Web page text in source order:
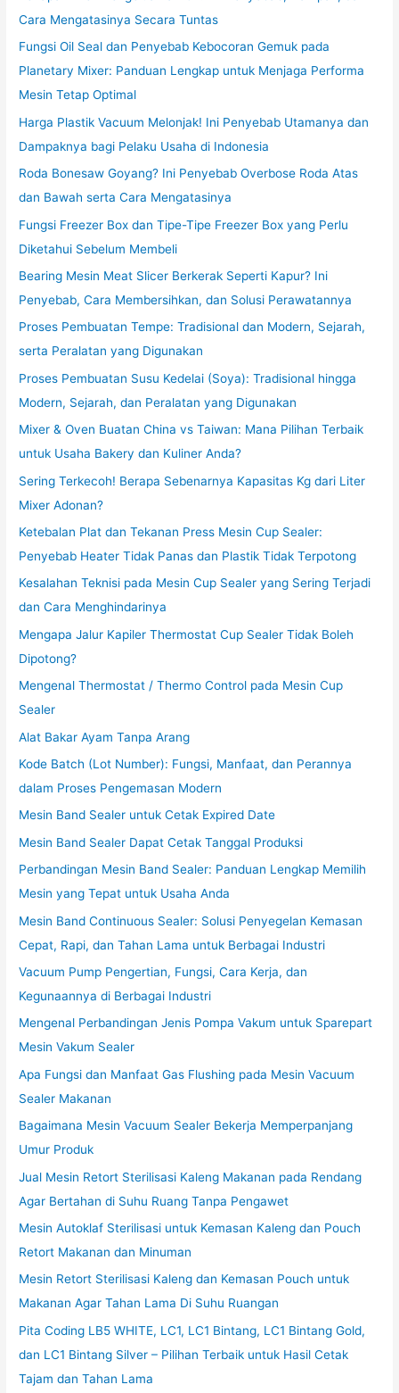
Cara Mengatasinya Secara Tuntas
Fungsi Oil Seal dan Penyebab Kebocoran Gemuk pada
Planetary Mixer: Panduan Lengkap untuk Menjaga Performa
Mesin Tetap Optimal
Harga Plastik Vacuum Melonjak! Ini Penyebab Utamanya dan
Dampaknya bagi Pelaku Usaha di Indonesia
Roda Bonesaw Goyang? Ini Penyebab Overbose Roda Atas
dan Bawah serta Cara Mengatasinya
Fungsi Freezer Box dan Tipe-Tipe Freezer Box yang Perlu
Diketahui Sebelum Membeli
Bearing Mesin Meat Slicer Berkerak Seperti Kapur? Ini
Penyebab, Cara Membersihkan, dan Solusi Perawatannya
Proses Pembuatan Tempe: Tradisional dan Modern, Sejarah,
serta Peralatan yang Digunakan
Proses Pembuatan Susu Kedelai (Soya): Tradisional hingga
Modern, Sejarah, dan Peralatan yang Digunakan
Mixer & Oven Buatan China vs Taiwan: Mana Pilihan Terbaik
untuk Usaha Bakery dan Kuliner Anda?
Sering Terkecoh! Berapa Sebenarnya Kapasitas Kg dari Liter
Mixer Adonan?
Ketebalan Plat dan Tekanan Press Mesin Cup Sealer:
Penyebab Heater Tidak Panas dan Plastik Tidak Terpotong
Kesalahan Teknisi pada Mesin Cup Sealer yang Sering Terjadi
dan Cara Menghindarinya
Mengapa Jalur Kapiler Thermostat Cup Sealer Tidak Boleh
Dipotong?
Mengenal Thermostat / Thermo Control pada Mesin Cup
Sealer
Alat Bakar Ayam Tanpa Arang
Kode Batch (Lot Number): Fungsi, Manfaat, dan Perannya
dalam Proses Pengemasan Modern
Mesin Band Sealer untuk Cetak Expired Date
Mesin Band Sealer Dapat Cetak Tanggal Produksi
Perbandingan Mesin Band Sealer: Panduan Lengkap Memilih
Mesin yang Tepat untuk Usaha Anda
Mesin Band Continuous Sealer: Solusi Penyegelan Kemasan
Cepat, Rapi, dan Tahan Lama untuk Berbagai Industri
Vacuum Pump Pengertian, Fungsi, Cara Kerja, dan
Kegunaannya di Berbagai Industri
Mengenal Perbandingan Jenis Pompa Vakum untuk Sparepart
Mesin Vakum Sealer
Apa Fungsi dan Manfaat Gas Flushing pada Mesin Vacuum
Sealer Makanan
Bagaimana Mesin Vacuum Sealer Bekerja Memperpanjang
Umur Produk
Jual Mesin Retort Sterilisasi Kaleng Makanan pada Rendang
Agar Bertahan di Suhu Ruang Tanpa Pengawet
Mesin Autoklaf Sterilisasi untuk Kemasan Kaleng dan Pouch
Retort Makanan dan Minuman
Mesin Retort Sterilisasi Kaleng dan Kemasan Pouch untuk
Makanan Agar Tahan Lama Di Suhu Ruangan
Pita Coding LB5 WHITE, LC1, LC1 Bintang, LC1 Bintang Gold,
dan LC1 Bintang Silver – Pilihan Terbaik untuk Hasil Cetak
Tajam dan Tahan Lama